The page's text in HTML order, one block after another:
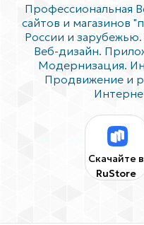
Профессиональная
сайтов и магазинов
России и
Веб-дизайн.
Модернизация.
Продвижение и
Скачайте в
RuStore